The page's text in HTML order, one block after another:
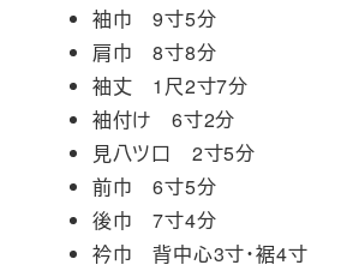
袖巾 9寸5分
肩巾 8寸8分
袖丈 1尺2寸7分
袖付け 6寸2分
見八ツ口 2寸5分
前巾 6寸5分
後巾 7寸4分
衿巾 背中心3寸・裾4寸